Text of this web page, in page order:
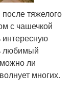
тяжелого
с чашечкой
интересную
любимый
ли
многих.